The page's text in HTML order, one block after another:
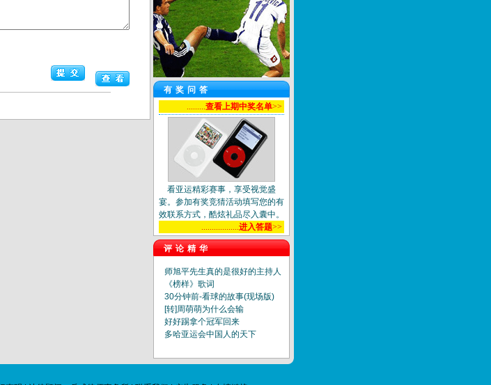
飞身扑救 艺术之美
有奖问答
.........查看上期中奖名单>>
看亚运精彩赛事，享受视觉盛
宴。参加有奖竞猜活动填写您的有
效联系方式，酷炫礼品尽入囊中。
..................进入答题>>
评论精华
师旭平先生真的是很好的主持人
《榜样》歌词
30分钟前-看球的故事(现场版)
[转]周萌萌为什么会输
好好踢拿个冠军回来
多哈亚运会中国人的天下